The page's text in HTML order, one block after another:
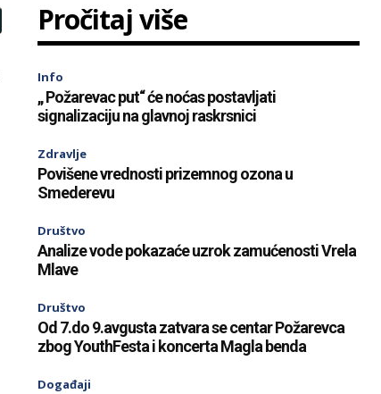
Pročitaj više
Info
„ Požarevac put“ će noćas postavljati
signalizaciju na glavnoj raskrsnici
Zdravlje
Povišene vrednosti prizemnog ozona u
Smederevu
Društvo
Analize vode pokazaće uzrok zamućenosti Vrela
Mlave
Društvo
Od 7.do 9.avgusta zatvara se centar Požarevca
zbog YouthFesta i koncerta Magla benda
Događaji